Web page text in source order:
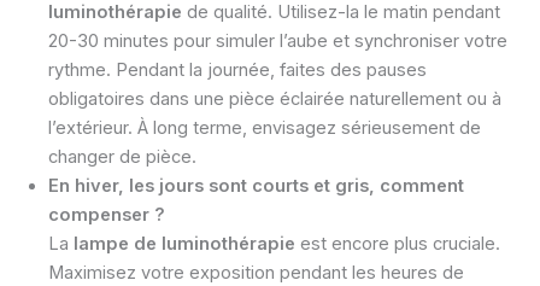
luminothérapie de qualité. Utilisez-la le matin pendant
20-30 minutes pour simuler l’aube et synchroniser votre
rythme. Pendant la journée, faites des pauses
obligatoires dans une pièce éclairée naturellement ou à
l’extérieur. À long terme, envisagez sérieusement de
changer de pièce.
En hiver, les jours sont courts et gris, comment
compenser ?
La lampe de luminothérapie est encore plus cruciale.
Maximisez votre exposition pendant les heures de